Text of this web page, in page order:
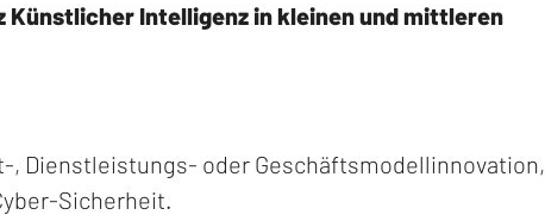
Künstlicher Intelligenz in kleinen und mittleren
Dienstleistungs- oder Geschäftsmodellinnovation,
Sicherheit.